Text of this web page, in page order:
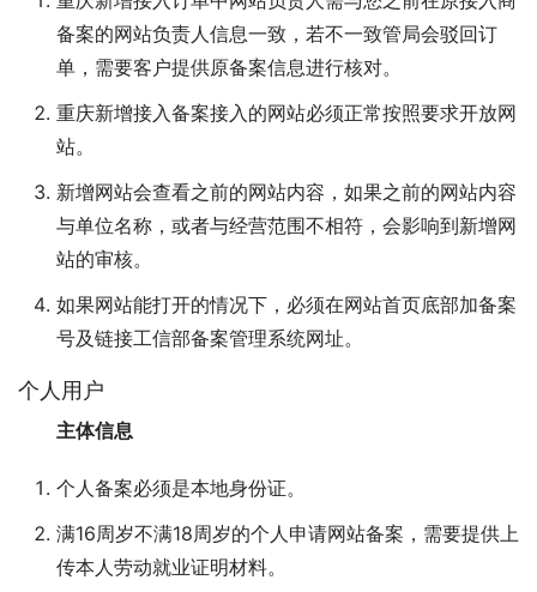
备案的网站负责人信息一致，若不一致管局会驳回订
单，需要客户提供原备案信息进行核对。
重庆新增接入备案接入的网站必须正常按照要求开放网
站。
新增网站会查看之前的网站内容，如果之前的网站内容
与单位名称，或者与经营范围不相符，会影响到新增网
站的审核。
如果网站能打开的情况下，必须在网站首页底部加备案
号及链接工信部备案管理系统网址。
个人用户
主体信息
个人备案必须是本地身份证。
满16周岁不满18周岁的个人申请网站备案，需要提供上
传本人劳动就业证明材料。